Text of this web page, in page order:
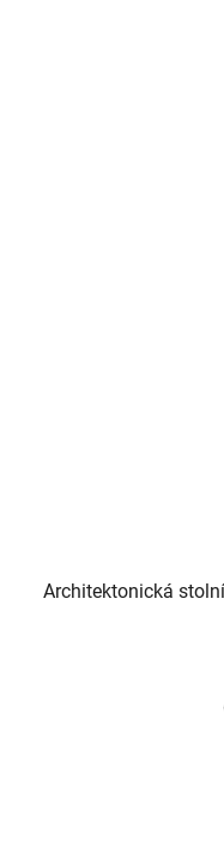
Architektonická